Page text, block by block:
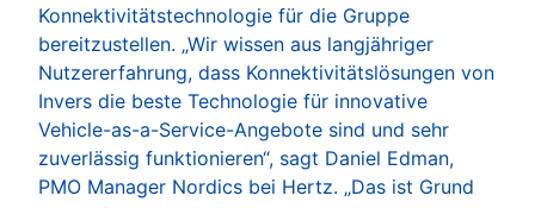
Konnektivitätstechnologie für die Gruppe
bereitzustellen. „Wir wissen aus langjähriger
Nutzererfahrung, dass Konnektivitätslösungen von
Invers die beste Technologie für innovative
Vehicle-as-a-Service-Angebote sind und sehr
zuverlässig funktionieren“, sagt Daniel Edman,
PMO Manager Nordics bei Hertz. „Das ist Grund